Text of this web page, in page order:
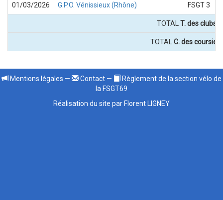
01/03/2026 G.P.O. Vénissieux (Rhône) FSGT 3
TOTAL T. des clubs :
TOTAL C. des
Mentions légales — Contact —
Règlement de la section vélo de
la FSGT69
Réalisation du site par Florent LIGNEY